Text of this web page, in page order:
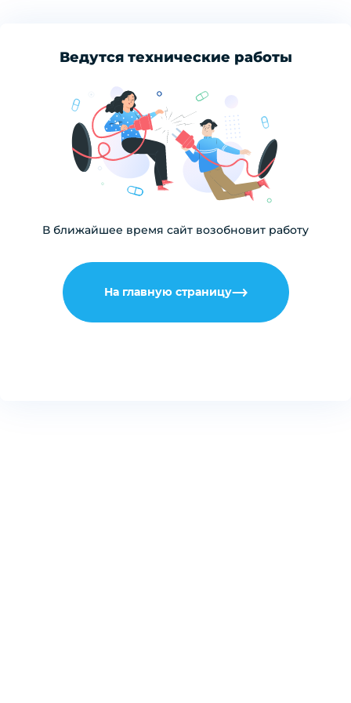
Ведутся технические работы
В ближайшее время сайт возобновит работу
На главную страницу